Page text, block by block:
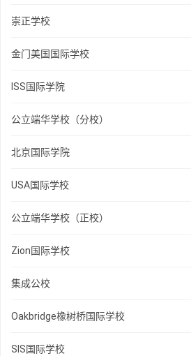
崇正学校
金门美国国际学校
ISS国际学院
公立端华学校（分校）
北京国际学院
USA国际学校
公立端华学校（正校）
Zion国际学校
集成公校
Oakbridge橡树桥国际学校
SIS国际学校